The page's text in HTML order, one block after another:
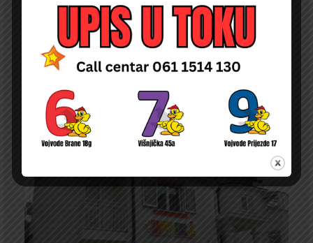
ODLUKA O PRAVU NA NAKNADU DELA TROŠKOVA BORAVKA DECE U
PU ČIJI JE OSNIVAČ DURGO PRAVNO ILI FIZIČKO LICE NA TERITORIJI
GRADA BEOGRADA